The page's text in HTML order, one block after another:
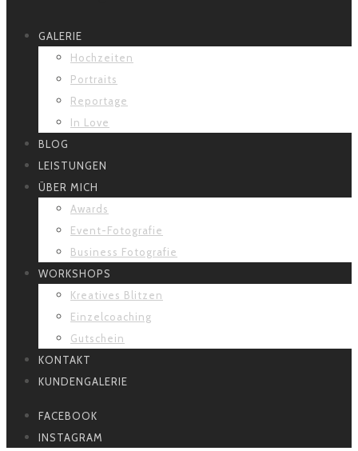
GALERIE
Hochzeiten
Portraits
Reportage
In Love
BLOG
LEISTUNGEN
ÜBER MICH
Awards
Event-Fotografie
Business Fotografie
WORKSHOPS
Kreatives Blitzen
Einzelcoaching
Gutschein
KONTAKT
KUNDENGALERIE
FACEBOOK
INSTAGRAM